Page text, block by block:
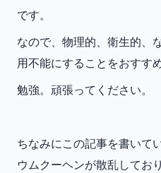
です。
なので、物理的、衛生的、
用不能にすることをおすす
勉強。頑張ってください。
ちなみにこの記事を書いて
ウムクーヘンが散乱してお